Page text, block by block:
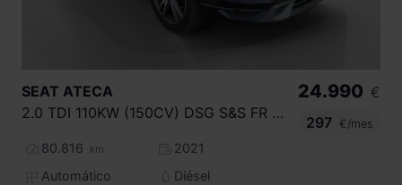
SEAT ATECA
2.0 TDI 110KW (150CV) DSG S&S FR GO
80.816 km
2021
Automático
Diésel
24.990 €
297
€/mes